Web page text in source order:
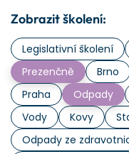
Zobrazit školení:
Legislativní školení
Prezenčně
Brno
Praha
Odpady
Vody
Kovy
Odpady ze